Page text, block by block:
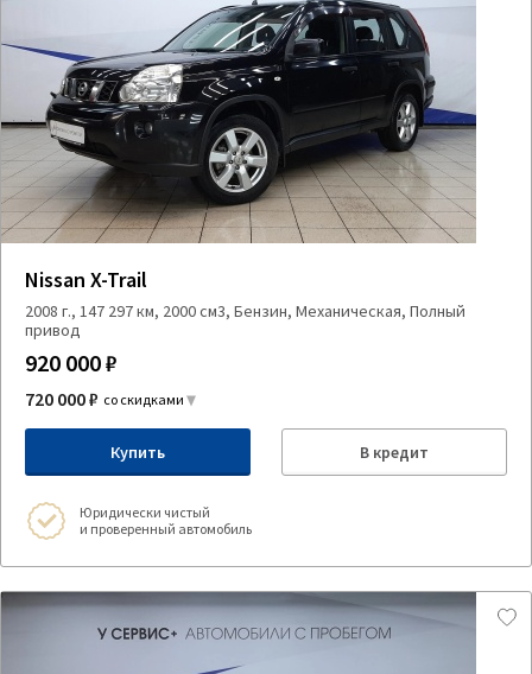
Nissan X-Trail
2008 г., 147 297 км, 2000 см3, Бензин, Механическая, Полный
привод
920 000 ₽
720 000 ₽ со скидками
Купить В кредит
Юридически чистый
и проверенный автомобиль